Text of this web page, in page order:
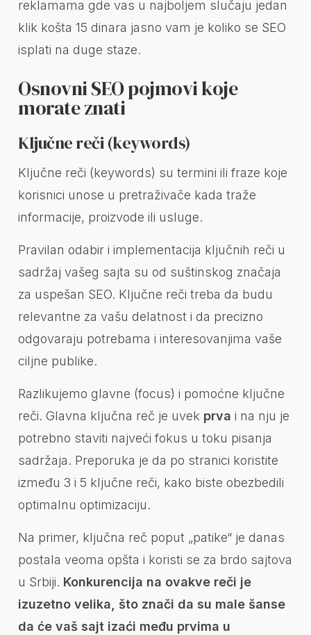
reklamama gde vas u najboljem slučaju jedan
klik košta 15 dinara jasno vam je koliko se SEO
isplati na duge staze.
Osnovni SEO pojmovi koje
morate znati
Ključne reči (keywords)
Ključne reči (keywords) su termini ili fraze koje
korisnici unose u pretraživače kada traže
informacije, proizvode ili usluge.
Pravilan odabir i implementacija ključnih reči u
sadržaj vašeg sajta su od suštinskog značaja
za uspešan SEO. Ključne reči treba da budu
relevantne za vašu delatnost i da precizno
odgovaraju potrebama i interesovanjima vaše
ciljne publike.
Razlikujemo glavne (focus) i pomoćne ključne
reči. Glavna ključna reč je uvek prvai na nju je
potrebno staviti najveći fokus u toku pisanja
sadržaja. Preporuka je da po stranici koristite
između 3 i 5 ključne reči, kako biste obezbedili
optimalnu optimizaciju.
Na primer, ključna reč poput „patike“ je danas
postala veoma opšta i koristi se za brdo sajtova
u Srbiji. Konkurencija na ovakve reči je
izuzetno velika, što znači da su male šanse
da će vaš sajt izaći među prvima u